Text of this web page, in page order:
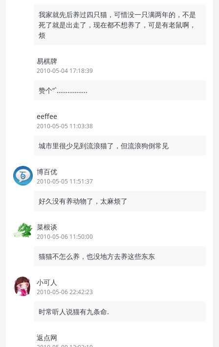
我家就先后养过四只猫，可惜没一只满两年的，不是
死了就是出走了，现在都不想养了，可是有老鼠啊，
烦
易棋牌
2010-05-04 17:18:39
赞个“`……………..
eeffee
2010-05-05 11:03:38
城市里很少见到流浪猫了，但流浪狗倒常见
博百优
2010-05-05 11:51:37
好久没有养动物了，太麻烦了
菜根谈
2010-05-06 11:50:00
猫猫不怎么养，也没地方去养这些东东
小可人
2010-05-06 22:42:23
时常听人说猫有九条命.
返点网